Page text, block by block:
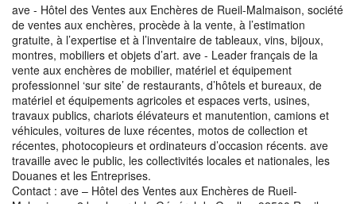
ave - Hôtel des Ventes aux Enchères de Rueil-Malmaison, société
de ventes aux enchères, procède à la vente, à l’estimation
gratuite, à l’expertise et à l’inventaire de tableaux, vins, bijoux,
montres, mobiliers et objets d’art. ave - Leader français de la
vente aux enchères de mobilier, matériel et équipement
professionnel ‘sur site’ de restaurants, d’hôtels et bureaux, de
matériel et équipements agricoles et espaces verts, usines,
travaux publics, chariots élévateurs et manutention, camions et
véhicules, voitures de luxe récentes, motos de collection et
récentes, photocopieurs et ordinateurs d’occasion récents. ave
travaille avec le public, les collectivités locales et nationales, les
Douanes et les Entreprises.
Contact : ave – Hôtel des Ventes aux Enchères de Rueil-